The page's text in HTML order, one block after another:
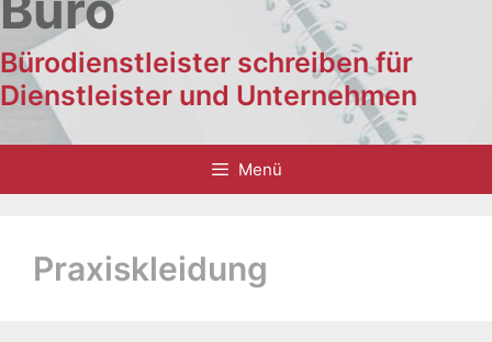
Bürodienstleister schreiben für
Dienstleister und Unternehmen
Menü
Praxiskleidung